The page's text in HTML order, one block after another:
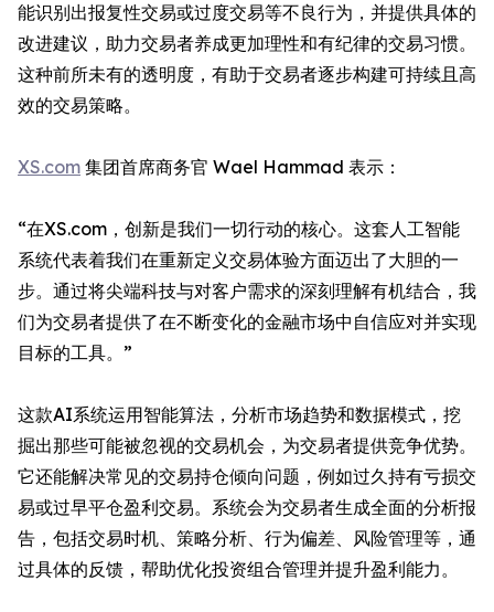
能识别出报复性交易或过度交易等不良行为，并提供具体的
改进建议，助力交易者养成更加理性和有纪律的交易习惯。
这种前所未有的透明度，有助于交易者逐步构建可持续且高
效的交易策略。
XS.com 集团首席商务官 Wael Hammad 表示：
“在XS.com，创新是我们一切行动的核心。这套人工智能
系统代表着我们在重新定义交易体验方面迈出了大胆的一
步。通过将尖端科技与对客户需求的深刻理解有机结合，我
们为交易者提供了在不断变化的金融市场中自信应对并实现
目标的工具。”
这款AI系统运用智能算法，分析市场趋势和数据模式，挖
掘出那些可能被忽视的交易机会，为交易者提供竞争优势。
它还能解决常见的交易持仓倾向问题，例如过久持有亏损交
易或过早平仓盈利交易。系统会为交易者生成全面的分析报
告，包括交易时机、策略分析、行为偏差、风险管理等，通
过具体的反馈，帮助优化投资组合管理并提升盈利能力。